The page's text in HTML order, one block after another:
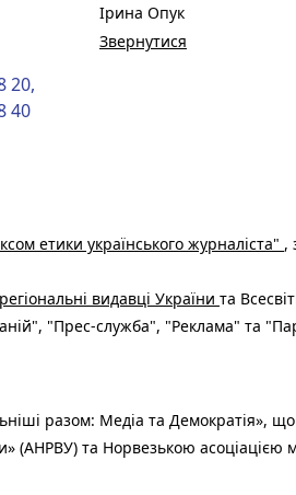
20,
40
Ірина Опук
Звернутися
етики українського журналіста" ,
видавці України та
"Прес-служба", "Реклама" та
разом: Медіа та Демократія»,
(АНРВУ) та Норвезькою асоціацією